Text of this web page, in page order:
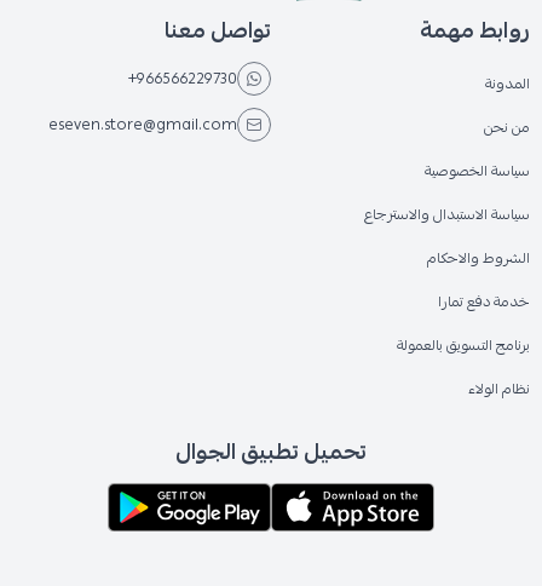
روابط مهمة
المدونة
من نحن
سياسة الخصوصية
سياسة الاستبدال والاسترجاع
الشروط والاحكام
خدمة دفع تمارا
برنامج التسويق بالعمولة
نظام الولاء
تواصل معنا
+966566229730
eseven.store@gmail.com
تحميل تطبيق الجوال